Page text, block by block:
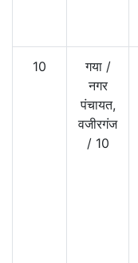
10 गया/
नगर
पंचायत,
वजीरगंज
/ 10